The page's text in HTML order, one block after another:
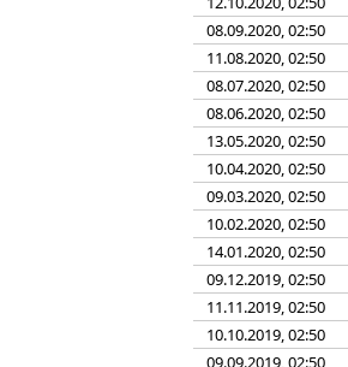
08.09.2020, 02:50
11.08.2020, 02:50
08.07.2020, 02:50
08.06.2020, 02:50
13.05.2020, 02:50
10.04.2020, 02:50
09.03.2020, 02:50
10.02.2020, 02:50
14.01.2020, 02:50
09.12.2019, 02:50
11.11.2019, 02:50
10.10.2019, 02:50
09.09.2019, 02:50